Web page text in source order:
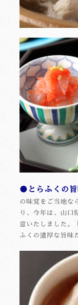
●とらふくの旨
の味覚をご当地な
り、今年は、山口
意いたしました。
ふくの濃厚な旨味